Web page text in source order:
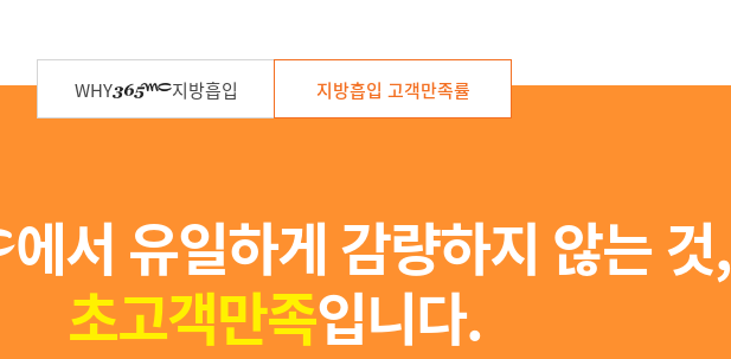
WHY 지방흡입 지방흡입 고객만족률
에서 유일하게 감량하지 않는 것,
초고객만족입니다.